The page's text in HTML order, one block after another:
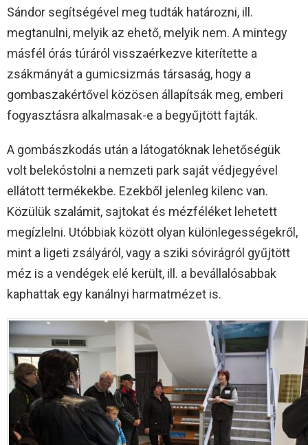
Sándor segítségével meg tudták határozni, ill.
megtanulni, melyik az ehető, melyik nem. A mintegy
másfél órás túráról visszaérkezve kiterítette a
zsákmányát a gumicsizmás társaság, hogy a
gombaszakértővel közösen állapítsák meg, emberi
fogyasztásra alkalmasak-e a begyűjtött fajták.
A gombászkodás után a látogatóknak lehetőségük
volt belekóstolni a nemzeti park saját védjegyével
ellátott termékekbe. Ezekből jelenleg kilenc van.
Közülük szalámit, sajtokat és mézféléket lehetett
megízlelni. Utóbbiak között olyan különlegességekről,
mint a ligeti zsályáról, vagy a sziki sóvirágról gyűjtött
méz is a vendégek elé került, ill. a bevállalósabbak
kaphattak egy kanálnyi harmatmézet is.